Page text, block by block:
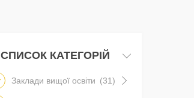
СПИСОК КАТЕГОРІЙ
Заклади вищої освіти (31)